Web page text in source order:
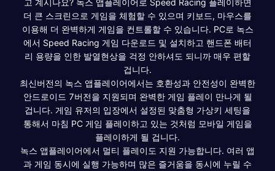
더 큰 스크린으로 게임을 체험할 수 있으며 키보드, 마우스를
이용해 더 완벽하게 게임을 컨트롤할 수 있습니다. PC로 녹스
에서 Speed Racing 게임 다운로드 및 설치하고 핸드폰 배터
리 용량을 인한 발열현상을 걱정 안하셔도 되니까 매우 편할
겁니다.
최신버전의 녹스 앱플레이어에서는 호환성과 안전성이 완벽한
안드로이드 7버전을 지원되며 완벽한 게임 플레이 만나게 될
겁니다. 게임 유저의 입장에서 설정된 맞춤형 가상키 세팅을
통해서 마침 PC 게임 플레이하고 있는 것처럼 모바일 게임을
플레이하게 될 겁니다.
녹스 앱플레이어에서 멀티 플레이도 지원 가능합니다. 여러 앱
과 게임 동시에 실행 가능하며 많은 즐거움을 동시에 누릴 수